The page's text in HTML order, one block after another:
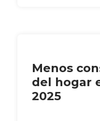
Menos
del hogar
2025